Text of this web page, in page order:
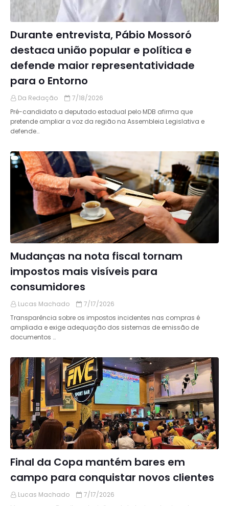
Durante entrevista, Pábio Mossoró
destaca união popular e política e
defende maior representatividade
para o Entorno
Da Redação
7/18/2026
Pré-candidato a deputado estadual pelo MDB afirma que
pretende ampliar a voz da região na Assembleia Legislativa e
defende…
Mudanças na nota fiscal tornam
impostos mais visíveis para
consumidores
Lucas Machado
7/17/2026
Transparência sobre os impostos incidentes nas compras é
ampliada e exige adequação dos sistemas de emissão de
documentos …
Final da Copa mantém bares em
campo para conquistar novos clientes
Lucas Machado
7/17/2026